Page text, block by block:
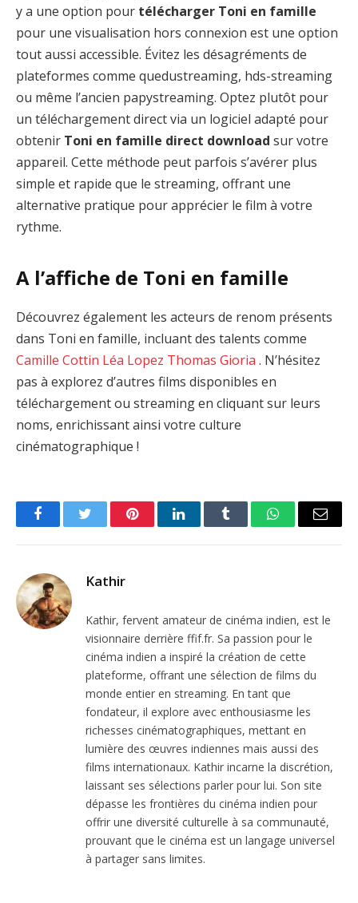
y a une option pour télécharger Toni en famille
pour une visualisation hors connexion est une option
tout aussi accessible. Évitez les désagréments de
plateformes comme quedustreaming, hds-streaming
ou même l’ancien papystreaming. Optez plutôt pour
un téléchargement direct via un logiciel adapté pour
obtenir Toni en famille direct download sur votre
appareil. Cette méthode peut parfois s’avérer plus
simple et rapide que le streaming, offrant une
alternative pratique pour apprécier le film à votre
rythme.
A l’affiche de Toni en famille
Découvrez également les acteurs de renom présents
dans Toni en famille, incluant des talents comme
Camille Cottin Léa Lopez Thomas Gioria . N’hésitez
pas à explorez d’autres films disponibles en
téléchargement ou streaming en cliquant sur leurs
noms, enrichissant ainsi votre culture
cinématographique !
FacebookTwitter PinterestLinkedInTumblr WhatsAppEmail
Kathir
Kathir, fervent amateur de cinéma indien, est le
visionnaire derrière ffif.fr. Sa passion pour le
cinéma indien a inspiré la création de cette
plateforme, offrant une sélection de films du
monde entier en streaming. En tant que
fondateur, il explore avec enthousiasme les
richesses cinématographiques, mettant en
lumière des œuvres indiennes mais aussi des
films internationaux. Kathir incarne la discrétion,
laissant ses sélections parler pour lui. Son site
dépasse les frontières du cinéma indien pour
offrir une diversité culturelle à sa communauté,
prouvant que le cinéma est un langage universel
à partager sans limites.